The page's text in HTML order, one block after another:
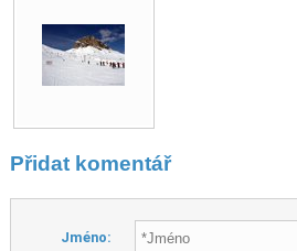
Přidat komentář
Jméno: